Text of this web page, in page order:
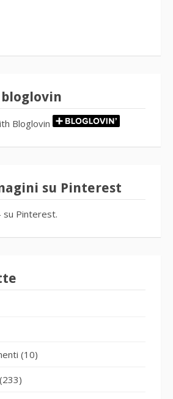
Bloglovin
su Pinterest
su Pinterest.
(10)
(233)